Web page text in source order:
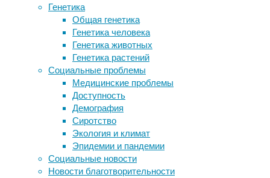
Генетика
Общая генетика
Генетика человека
Генетика животных
Генетика растений
Социальные проблемы
Медицинские проблемы
Доступность
Демография
Сиротство
Экология и климат
Эпидемии и пандемии
Социальные новости
Новости благотворительности
между
собой
живом
не
вскрывая
этом
череп.
Три проекции ПЭТ синаптической плотности